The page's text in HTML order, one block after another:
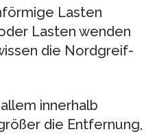
Lasten
Lasten wenden
die Nordgreif-
innerhalb
die Entfernung,